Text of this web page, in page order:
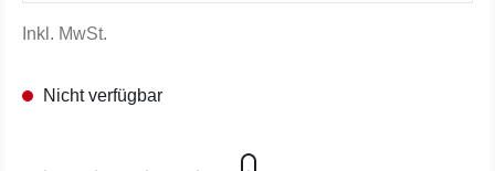
Inkl. MwSt.
Nicht verfügbar